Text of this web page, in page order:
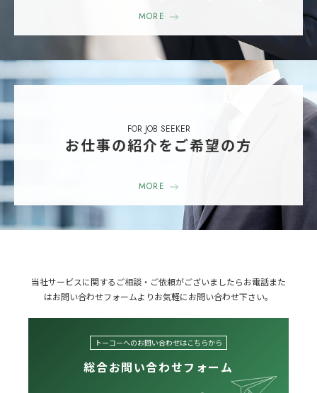
MORE
FOR JOB SEEKER
お仕事の紹介をご希望の方
MORE
当社サービスに関するご相談・ご依頼がございましたらお電話また
はお問い合わせフォームよりお気軽にお問い合わせ下さい。
トーコーへのお問い合わせはこちらから
総合お問い合わせフォーム